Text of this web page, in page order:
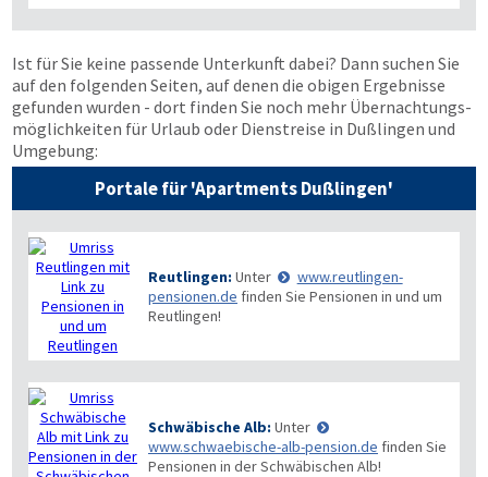
Ist für Sie keine passende Unterkunft dabei? Dann suchen Sie
auf den folgenden Seiten, auf denen die obigen Ergebnisse
gefunden wurden - dort finden Sie noch mehr Übernachtungs­
möglichkeiten für Urlaub oder Dienstreise in Dußlingen und
Umgebung:
Portale für 'Apartments Dußlingen'
Reutlingen: Unter
www.reutlingen-
pensionen.de finden Sie Pensionen in und um
Reutlingen!
Schwäbische Alb: Unter
www.schwaebische-alb-pension.de finden Sie
Pensionen in der Schwäbischen Alb!